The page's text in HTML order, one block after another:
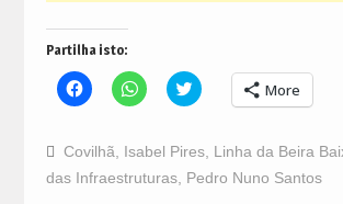
Partilha isto:
Click
to
Facebook
(Opens
in
new
Click
to
WhatsApp
(Opens
in
new
Click
to
Twitter
(Opens
in
new
More
Covilhã Isabel Pires, Linha da Beira
das Infraestruturas, Pedro Nuno Santos